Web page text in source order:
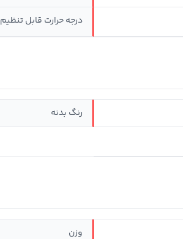
درجه حرارت قابل تنظیم
رنگ بدنه
وزن